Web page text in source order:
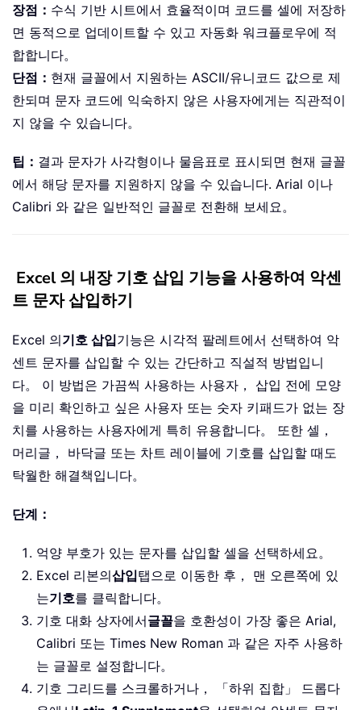
장점： 수식 기반 시트에서 효율적이며 코드를 셀에 저장하
면 동적으로 업데이트할 수 있고 자동화 워크플로우에 적
합합니다。
단점： 현재 글꼴에서 지원하는 ASCII/유니코드 값으로 제
한되며 문자 코드에 익숙하지 않은 사용자에게는 직관적이
지 않을 수 있습니다。
팁： 결과 문자가 사각형이나 물음표로 표시되면 현재 글꼴
에서 해당 문자를 지원하지 않을 수 있습니다. Arial 이나
Calibri 와 같은 일반적인 글꼴로 전환해 보세요。
Excel 의 내장 기호 삽입 기능을 사용하여 악센
트 문자 삽입하기
Excel 의기호 삽입기능은 시각적 팔레트에서 선택하여 악
센트 문자를 삽입할 수 있는 간단하고 직설적 방법입니
다。 이 방법은 가끔씩 사용하는 사용자， 삽입 전에 모양
을 미리 확인하고 싶은 사용자 또는 숫자 키패드가 없는 장
치를 사용하는 사용자에게 특히 유용합니다。 또한 셀，
머리글， 바닥글 또는 차트 레이블에 기호를 삽입할 때도
탁월한 해결책입니다。
단계：
억양 부호가 있는 문자를 삽입할 셀을 선택하세요。
Excel 리본의삽입탭으로 이동한 후， 맨 오른쪽에 있
는기호를 클릭합니다。
기호 대화 상자에서글꼴을 호환성이 가장 좋은 Arial,
Calibri 또는 Times New Roman 과 같은 자주 사용하
는 글꼴로 설정합니다。
기호 그리드를 스크롤하거나， 「하위 집합」 드롭다